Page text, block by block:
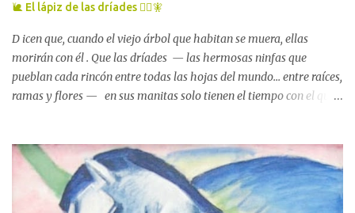
🐌 El lápiz de las dríades 🧚‍♀️🧚
D icen que, cuando el viejo árbol que habitan se muera, ellas
morirán con él . Que las dríades — las hermosas ninfas que
pueblan cada rincón entre todas las hojas del mundo... entre raíces,
ramas y flores — en sus manitas solo tienen el tiempo con el que
en las que la vida se afana por renacer con tanta fuerza que es
imposible que, sobre la tierra, haya alguna criatura — por
anciana o niña que sea — que no perciba esa lucha, que no se
estremezca ante ese grito mudo. John William Waterhouse,